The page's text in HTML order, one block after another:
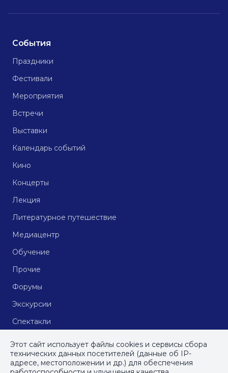
События
Праздники
Фестивали
Мероприятия
Встречи
Выставки
Календарь событий
Кино
Концерты
Лекция
Литературное путешествие
Медиацентр
Обучение
Прочие
Форумы
Экскурсии
Спектакли
Этот сайт использует файлы cookies и сервисы сбора
технических данных посетителей (данные об IP-
адресе, местоположении и др.) для обеспечения